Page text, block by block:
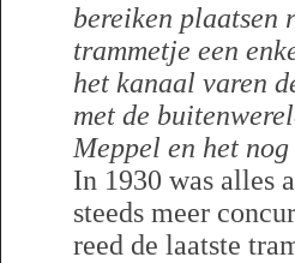
bereiken plaatsen
trammetje een
het kanaal varen
met de
Meppel en het
In 1930 was alles
steeds meer
reed de laatste